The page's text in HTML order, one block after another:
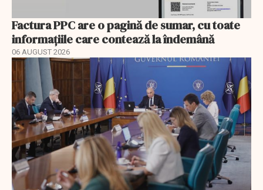
Factura PPC are o pagină de sumar, cu toate
informațiile care contează la îndemână
06 AUGUST 2026